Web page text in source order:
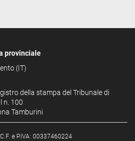
provinciale
(IT)
della stampa del Tribunale di
n. 100
Tamburini
C.F. e P.IVA: 00337460224